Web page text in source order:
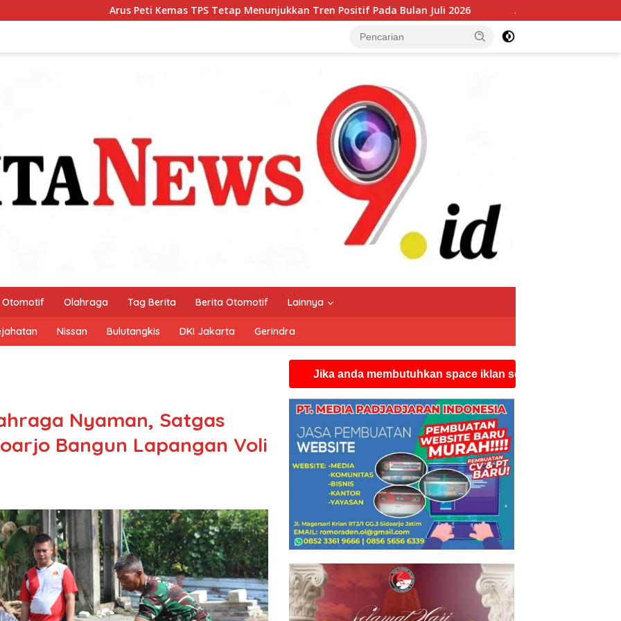
Peti Kemas TPS Tetap Menunjukkan Tren Positif Pada Bulan Juli 2026 Arus Peti Kemas TPS Tetap Menunjukkan Tren
Otomotif Olahraga Tag Berita Berita Otomotif Lainnya
Nissan Bulutangkis DKI Jakarta Gerindra
Nyaman, Satgas
Bangun Lapangan Voli
Jika anda membutuhkan space iklan seperti ini silahkan hubungi